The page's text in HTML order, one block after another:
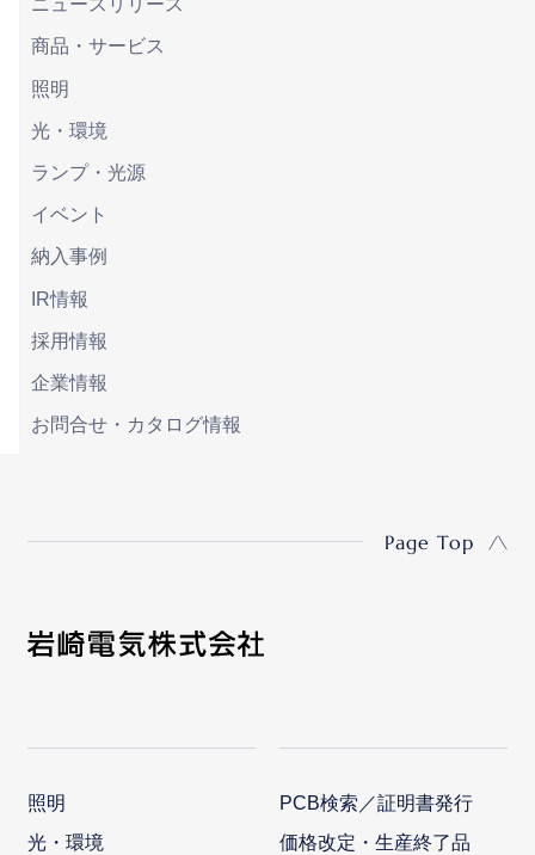
ニュースリリース
商品・サービス
照明
光・環境
ランプ・光源
イベント
納入事例
IR情報
採用情報
企業情報
お問合せ・カタログ情報
Page Top
照明
光・環境
PCB検索／証明書発行
価格改定・生産終了品